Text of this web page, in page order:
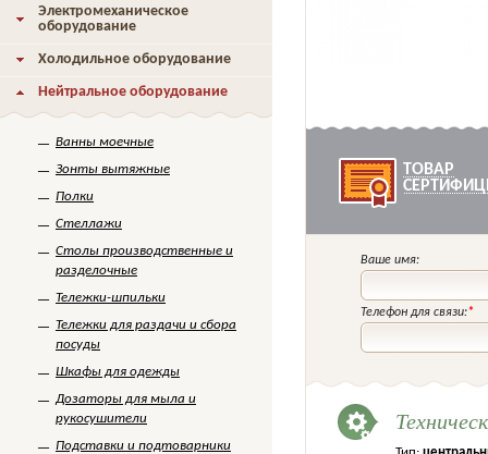
ТОВАР
Ваше имя:
Телефон для связи:*
Электромеханическое
оборудование
Холодильное оборудование
Нейтральное оборудование
Ванны моечные
Зонты вытяжные
Полки
Стеллажи
Столы производственные и
разделочные
Тележки-шпильки
Тележки для раздачи и сбора
посуды
Шкафы для одежды
Дозаторы для мыла и
рукосушители
Подставки и подтоварники